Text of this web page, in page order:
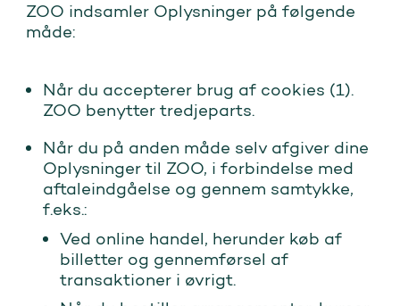
ZOO indsamler Oplysninger på følgende
måde:
Når du accepterer brug af cookies (1).
ZOO benytter tredjeparts.
Når du på anden måde selv afgiver dine
Oplysninger til ZOO, i forbindelse med
aftaleindgåelse og gennem samtykke,
f.eks.:
Ved online handel, herunder køb af
billetter og gennemførsel af
transaktioner i øvrigt.